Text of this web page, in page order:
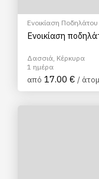
Ενοικίαση Ποδηλάτου
Ενοικίαση
Δασσιά, Κέρκυρα
1 ημέρα
από 17.00 € /